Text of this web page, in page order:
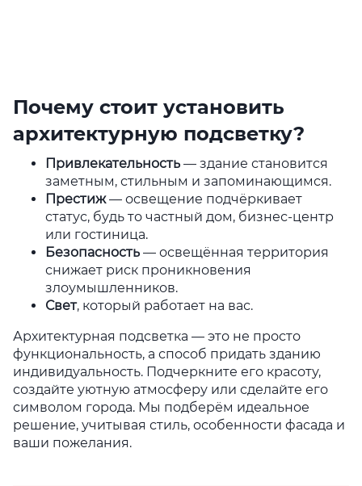
Почему стоит установить
архитектурную подсветку?
Привлекательность — здание становится
заметным, стильным и запоминающимся.
Престиж— освещение подчёркивает
статус, будь то частный дом, бизнес-центр
или гостиница.
Безопасность — освещённая территория
снижает риск проникновения
злоумышленников.
Свет, который работает на вас.
Архитектурная подсветка — это не просто
функциональность, а способ придать зданию
индивидуальность. Подчеркните его красоту,
создайте уютную атмосферу или сделайте его
символом города. Мы подберём идеальное
решение, учитывая стиль, особенности фасада и
ваши пожелания.